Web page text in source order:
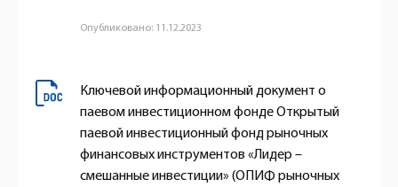
Опубликовано: 11.12.2023
Ключевой информационный документ о
паевом инвестиционном фонде Открытый
паевой инвестиционный фонд рыночных
финансовых инструментов «Лидер –
смешанные инвестиции» (ОПИФ рыночных